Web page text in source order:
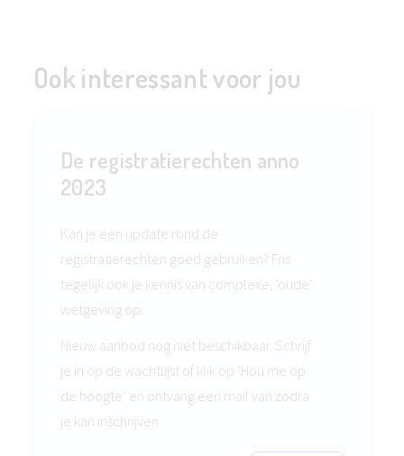
Ook interessant voor jou
De registratierechten anno
2023
Kan je een update rond de
registratierechten goed gebruiken? Fris
tegelijk ook je kennis van complexe, 'oude'
wetgeving op.
Nieuw aanbod nog niet beschikbaar. Schrijf
je in op de wachtlijst of klik op ‘Hou me op
de hoogte’ en ontvang een mail van zodra
je kan inschrijven